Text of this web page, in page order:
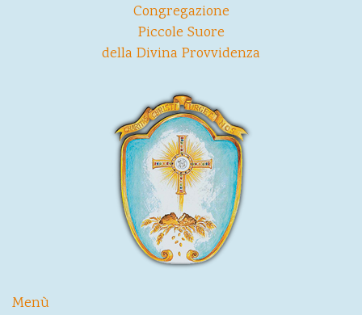
Congregazione
Piccole Suore
della Divina Provvidenza
Menù